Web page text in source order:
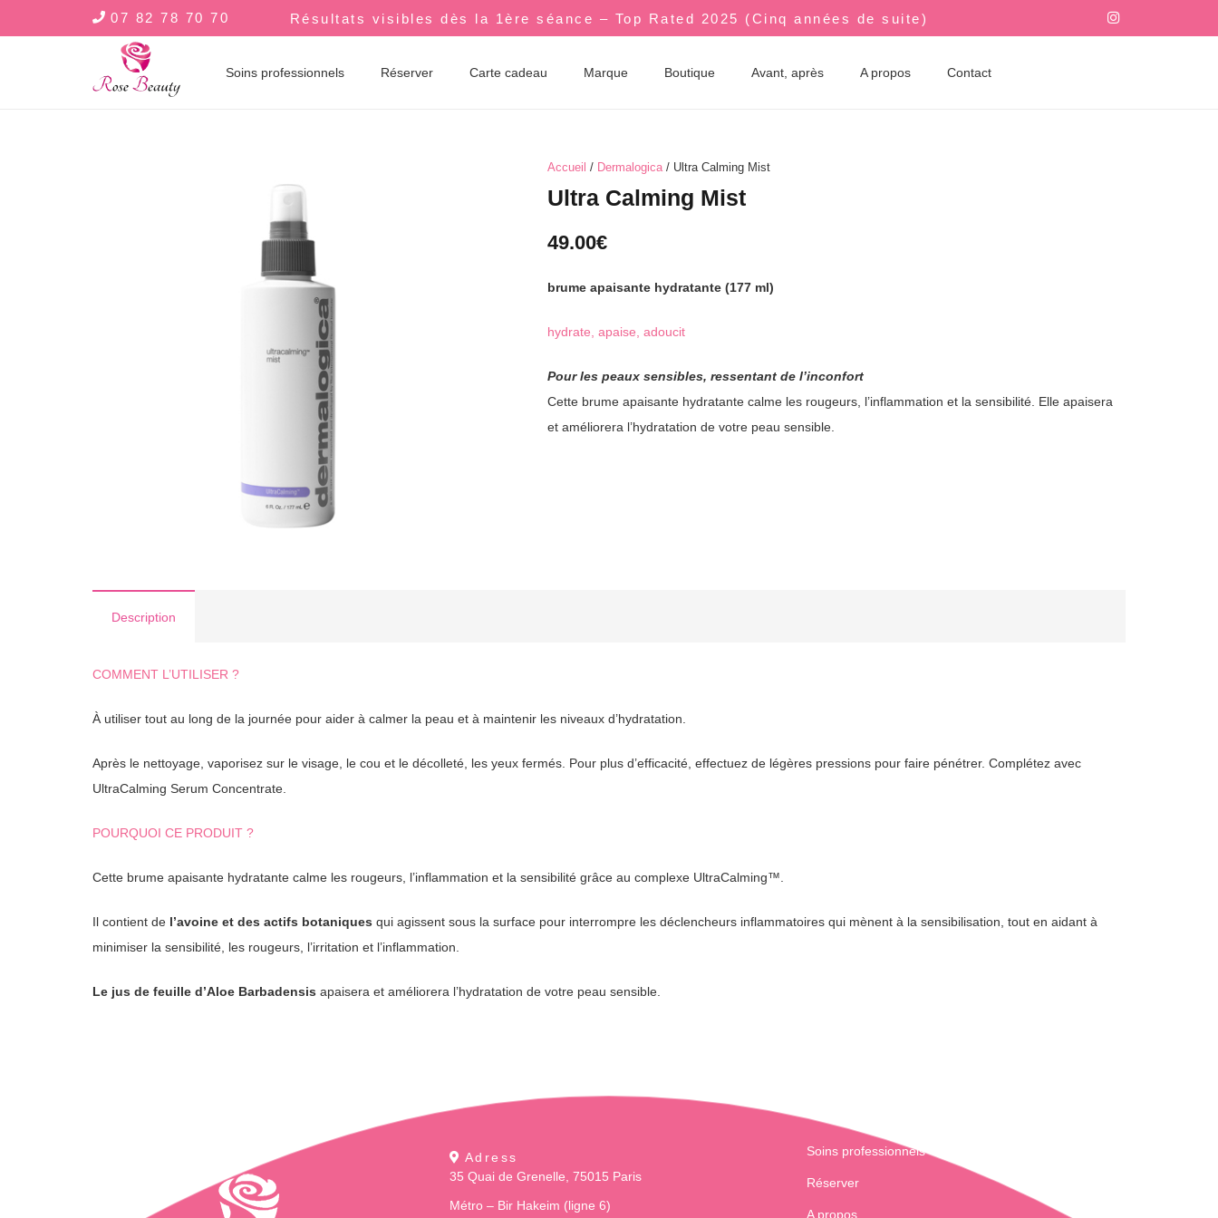
07 82 78 70 70 Résultats visibles dès la 1ère séance – Top Rated 2025 (Cinq années de suite)
Soins professionnels Réserver Carte cadeau Marque Boutique Avant, après A propos Contact
Accueil / Dermalogica/ Ultra Calming Mist
Ultra Calming Mist
49.00€
brume apaisante hydratante (177 ml)
hydrate, apaise, adoucit
Pour les peaux sensibles, ressentant de l’inconfort
Cette brume apaisante hydratante calme les rougeurs, l’inflammation et la sensibilité. Elle apaisera
et améliorera l’hydratation de votre peau sensible.
Description
COMMENT L’UTILISER ?
À utiliser tout au long de la journée pour aider à calmer la peau et à maintenir les niveaux d’hydratation.
Après le nettoyage, vaporisez sur le visage, le cou et le décolleté, les yeux fermés. Pour plus d’efficacité, effectuez de légères pressions pour faire pénétrer. Complétez avec
UltraCalming Serum Concentrate.
POURQUOI CE PRODUIT ?
Cette brume apaisante hydratante calme les rougeurs, l’inflammation et la sensibilité grâce au complexe UltraCalming™.
Il contient de l’avoine et des actifs botaniques qui agissent sous la surface pour interrompre les déclencheurs inflammatoires qui mènent à la sensibilisation, tout en aidant à
minimiser la sensibilité, les rougeurs, l’irritation et l’inflammation.
Le jus de feuille d’Aloe Barbadensis apaisera et améliorera l’hydratation de votre peau sensible.
Adress
35 Quai de Grenelle, 75015 Paris
Métro – Bir Hakeim (ligne 6)
Soins professionnels
Réserver
A propos